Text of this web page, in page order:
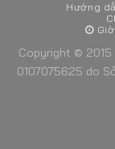
Hướng
Giờ
Copyright © 2015
0107075625 do